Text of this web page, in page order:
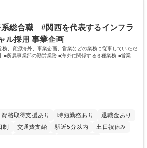
の見学ツアー事業 ※入社後は上記いずれかの部門
社の定める業務 募集職種 【都庁グル
残業月平均9時間未満／有給年平均16日取得
経験できます。 ■様々なプロジェクト：駐車場
内に設置された照明を兼ねた広告「ブライトサ
など、事業収益を生み出す活動を積極的に行って
系総合職 #関西を代表するインフラ
ル採用 事業企画
務、資源海外、事業企画、営業などの業務に従事していただ
■所属事業部の勤労業務 ■海外に関係する各種業務 ■営業部
資格取得支援あり 時短勤務あり
退職金あり
制 交通費支給 駅近5分以内
土日祝休み